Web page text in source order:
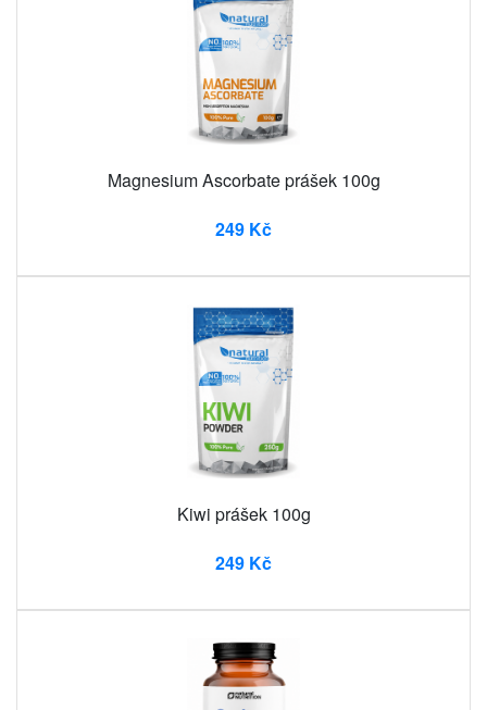
Magnesium Ascorbate prášek 100g
249 Kč
Kiwi prášek 100g
249 Kč